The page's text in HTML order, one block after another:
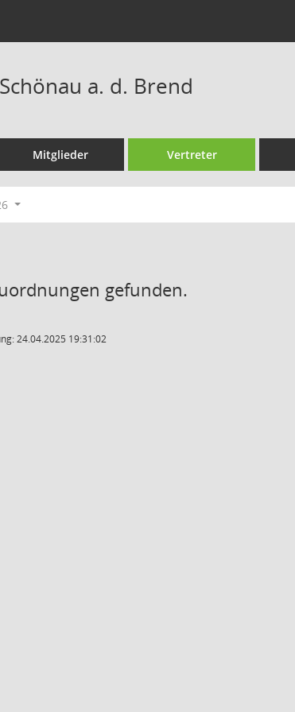
a. d. Brend
Mitglieder Vertreter
gefunden.
24.04.2025 19:31:02